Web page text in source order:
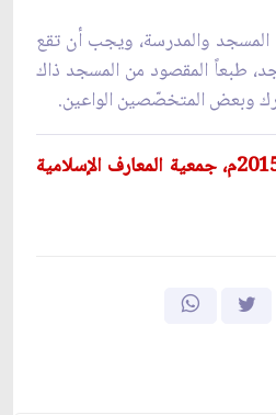
المسجد والمدرسة، ويجب أن تقع
طبعاً المقصود من المسجد ذاك
وبعض المتخصّصين الواعين.
* روضة المبلغين (4) – 2015م، جمعية المعارف الإسلامية